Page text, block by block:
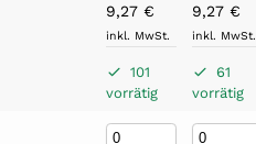
9,27€
inkl. MwSt.
101
vorrätig
9,27€
inkl. MwSt.
61
vorrätig